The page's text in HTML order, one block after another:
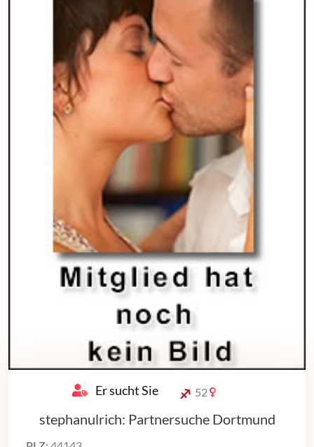
Er sucht Sie 52
stephanulrich: Partnersuche Dortmund